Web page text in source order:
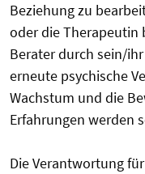
Beziehung zu
oder die Therapeutin
Berater durch sein/
erneute psychische
Wachstum und die
Erfahrungen werden
Die Verantwortung